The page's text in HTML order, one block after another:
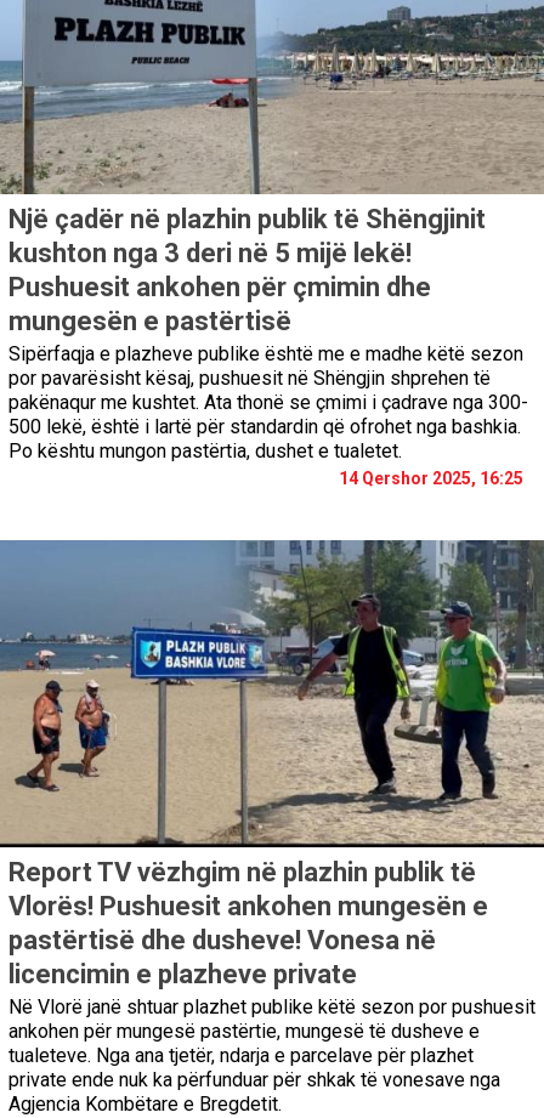
Një çadër në plazhin publik të Shëngjinit
kushton nga 3 deri në 5 mijë lekë!
Pushuesit ankohen për çmimin dhe
mungesën e pastërtisë
Sipërfaqja e plazheve publike është me e madhe këtë sezon
por pavarësisht kësaj, pushuesit në Shëngjin shprehen të
pakënaqur me kushtet. Ata thonë se çmimi i çadrave nga 300-
500 lekë, është i lartë për standardin që ofrohet nga bashkia.
Po kështu mungon pastërtia, dushet e tualetet.
14 Qershor 2025, 16:25
Report TV vëzhgim në plazhin publik të
Vlorës! Pushuesit ankohen mungesën e
pastërtisë dhe dusheve! Vonesa në
licencimin e plazheve private
Në Vlorë janë shtuar plazhet publike këtë sezon por pushuesit
ankohen për mungesë pastërtie, mungesë të dusheve e
tualeteve. Nga ana tjetër, ndarja e parcelave për plazhet
private ende nuk ka përfunduar për shkak të vonesave nga
Agjencia Kombëtare e Bregdetit.